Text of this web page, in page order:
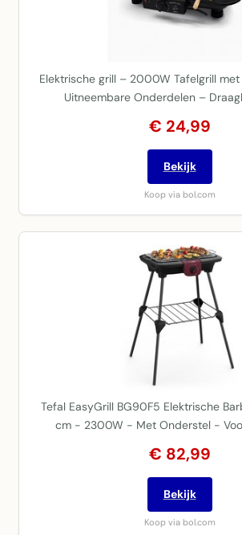
Elektrische grill – 2000W Tafelgrill
Uitneembare Onderdelen –
€ 24,99
Bekijk
Koop via bol.com
Tefal EasyGrill BG90F5 Elektrische
cm - 2300W - Met Onderstel -
€ 82,99
Bekijk
Koop via bol.com